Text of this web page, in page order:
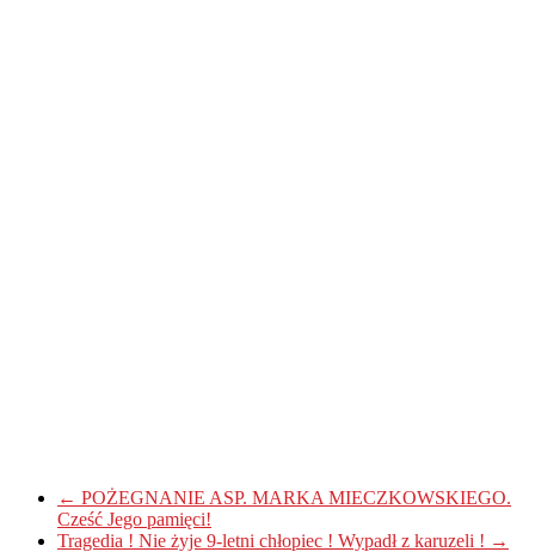
← POŻEGNANIE ASP. MARKA MIECZKOWSKIEGO.
Cześć Jego pamięci!
Tragedia ! Nie żyje 9-letni chłopiec ! Wypadł z karuzeli ! →